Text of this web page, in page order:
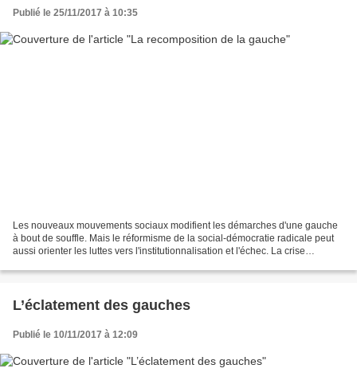
Publié le 25/11/2017 à 10:35
Les nouveaux mouvements sociaux modifient les démarches d'une gauche
à bout de souffle. Mais le réformisme de la social-démocratie radicale peut
aussi orienter les luttes vers l'institutionnalisation et l'échec. La crise
L’éclatement des gauches
Publié le 10/11/2017 à 12:09